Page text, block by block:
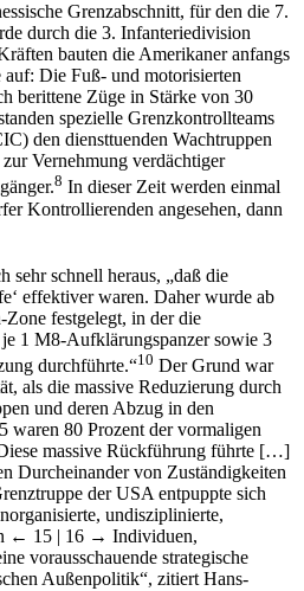
Grenzabschnitt, für den die 7.
durch die 3. Infanteriedivision
bauten die Amerikaner anfangs
Die Fuß- und motorisierten
berittene Züge in Stärke von 30
spezielle Grenzkontrollteams
den diensttuenden Wachtruppen
Vernehmung verdächtiger
8 In dieser Zeit werden einmal
Kontrollierenden angesehen, dann
sehr schnell heraus, „daß die
effektiver waren. Daher wurde ab
festgelegt, in der die
1 M8-Aufklärungspanzer sowie 3
durchführte.“10 Der Grund war
als die massive Reduzierung durch
und deren Abzug in den
waren 80 Prozent der vormaligen
massive Rückführung führte […]
Durcheinander von Zuständigkeiten
der USA entpuppte sich
undisziplinierte,
← 15 | 16 → Individuen,
vorausschauende strategische
Außenpolitik“, zitiert Hans-